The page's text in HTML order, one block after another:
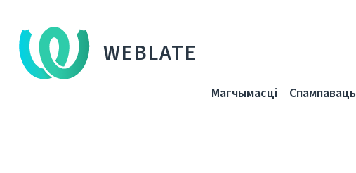
WEBLATE
Магчымасці Спампаваць